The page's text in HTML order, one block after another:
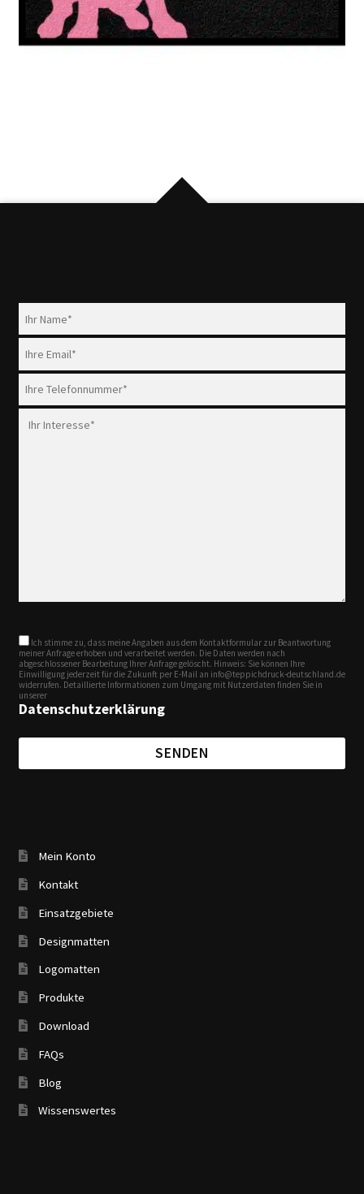
Einsatzgebiete
Designmatten
Logomatten
Produkte
Download
FAQs
Blog
Wissenswertes
meiner Anfrage erhoben und verarbeitet werden. Die Daten werden nach
widerrufen. Detaillierte Informationen zum Umgang mit Nutzerdaten finden Sie in
unserer
Datenschutzerklärung